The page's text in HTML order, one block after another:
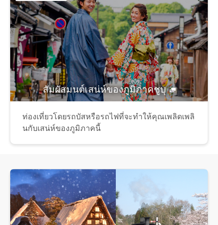
สัมผัสมนต์เสน่ห์ของภูมิภาคชูบุ
ท่องเที่ยวโดยรถบัสหรือรถไฟที่จะทำให้คุณเพลิดเพลิ
นกับเสน่ห์ของภูมิภาคนี้